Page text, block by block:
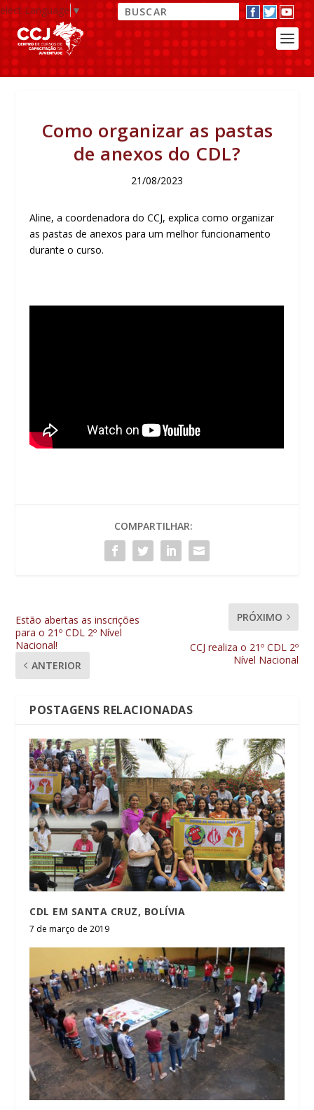
Language▼
Como organizar as pastas
de anexos do CDL?
21/08/2023
Aline, a coordenadora do CCJ, explica como organizar
as pastas de anexos para um melhor funcionamento
durante o curso.
COMPARTILHAR:
Estão abertas as inscrições
para o 21º CDL 2º Nível
Nacional!
ANTERIOR
PRÓXIMO
CCJ realiza o 21º CDL 2º
Nível Nacional
POSTAGENS RELACIONADAS
CDL EM SANTA CRUZ, BOLÍVIA
7 de março de 2019